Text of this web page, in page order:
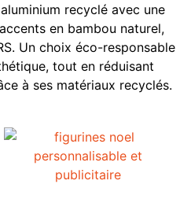
recyclé avec une
en bambou naturel,
Un choix éco-responsable
tout en réduisant
à ses matériaux recyclés.